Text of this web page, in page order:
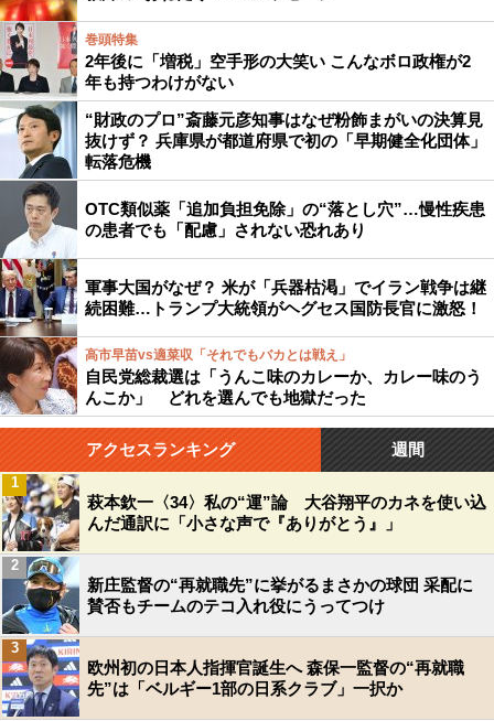
巻頭特集
2年後に「増税」空手形の大笑い こんなボロ政権が2
年も持つわけがない
“財政のプロ”斎藤元彦知事はなぜ粉飾まがいの決算見
抜けず？ 兵庫県が都道府県で初の「早期健全化団体」
転落危機
OTC類似薬「追加負担免除」の“落とし穴”…慢性疾患
の患者でも「配慮」されない恐れあり
軍事大国がなぜ？ 米が「兵器枯渇」でイラン戦争は継
続困難…トランプ大統領がヘグセス国防長官に激怒！
高市早苗vs適菜収「それでもバカとは戦え」
自民党総裁選は「うんこ味のカレーか、カレー味のう
んこか」 どれを選んでも地獄だった
アクセスランキング 週間
萩本欽一〈34〉私の“運”論 大谷翔平のカネを使い込
んだ通訳に「小さな声で『ありがとう』」
1
新庄監督の“再就職先”に挙がるまさかの球団 采配に
賛否もチームのテコ入れ役にうってつけ
2
欧州初の日本人指揮官誕生へ 森保一監督の“再就職
先”は「ベルギー1部の日系クラブ」一択か
3